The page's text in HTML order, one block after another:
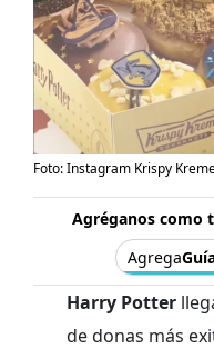
Foto: Instagram Krispy
Agréganos como
Agrega
Harry Potter
de donas más